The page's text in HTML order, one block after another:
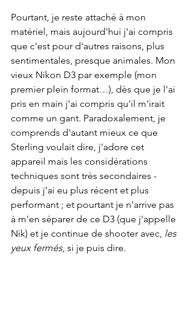
Pourtant, je reste attaché à mon
matériel, mais aujourd'hui j'ai compris
que c'est pour d'autres raisons, plus
sentimentales, presque animales. Mon
vieux Nikon D3 par exemple (mon
premier plein format…), dès que je l'ai
pris en main j'ai compris qu'il m'irait
comme un gant. Paradoxalement, je
comprends d'autant mieux ce que
Sterling voulait dire, j'adore cet
appareil mais les considérations
techniques sont très secondaires -
depuis j'ai eu plus récent et plus
performant ; et pourtant je n'arrive pas
à m'en séparer de ce D3 (que j'appelle
Nik) et je continue de shooter avec, les
yeux fermés, si je puis dire.